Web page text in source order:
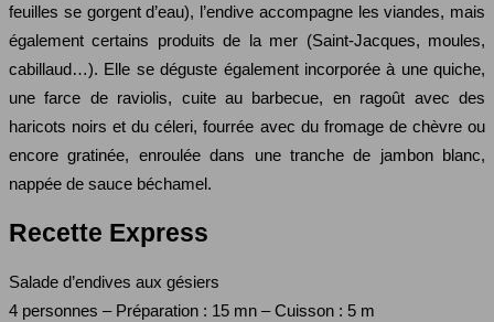
feuilles se gorgent d’eau), l’endive accompagne les viandes, mais
également certains produits de la mer (Saint-Jacques, moules,
cabillaud…). Elle se déguste également incorporée à une quiche,
une farce de raviolis, cuite au barbecue, en ragoût avec des
haricots noirs et du céleri, fourrée avec du fromage de chèvre ou
encore gratinée, enroulée dans une tranche de jambon blanc,
nappée de sauce béchamel.
Recette Express
Salade d’endives aux gésiers
4 personnes – Préparation : 15 mn – Cuisson : 5 m